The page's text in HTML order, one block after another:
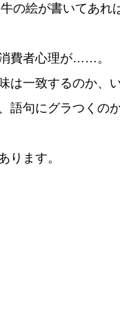
の絵が書いてあれ
費者心理が……。
は一致するのか、
語句にグラつくの
ります。